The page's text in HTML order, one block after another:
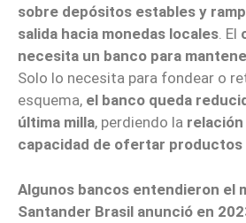
sobre depósitos estables y
salida hacia monedas locales. El
necesita un banco para
Solo lo necesita para fondear o
esquema, el banco queda
última milla, perdiendo la
capacidad de ofertar productos
Algunos bancos entendieron el
Santander Brasil anunció en